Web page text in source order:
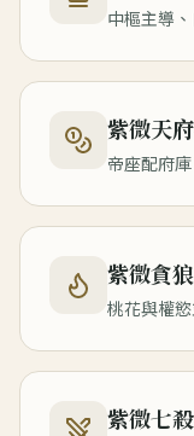
中樞主導
紫微天府
帝座配府
紫微貪狼
桃花與權
紫微七殺